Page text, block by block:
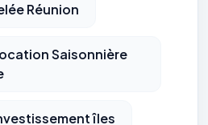
Réunion
Saisonnière
îles